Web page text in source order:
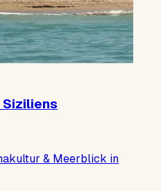
Siziliens
& Meerblick in